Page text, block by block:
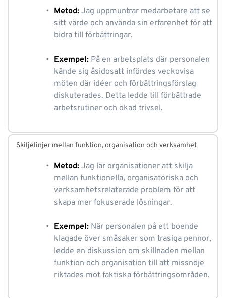
Metod: Jag uppmuntrar medarbetare att se
sitt värde och använda sin erfarenhet för att
bidra till förbättringar.
Exempel: På en arbetsplats där personalen
kände sig åsidosatt infördes veckovisa
möten där idéer och förbättringsförslag
diskuterades. Detta ledde till förbättrade
arbetsrutiner och ökad trivsel.
Skiljelinjer mellan funktion, organisation och verksamhet
Metod: Jag lär organisationer att skilja
mellan funktionella, organisatoriska och
verksamhetsrelaterade problem för att
skapa mer fokuserade lösningar.
Exempel: När personalen på ett boende
klagade över småsaker som trasiga pennor,
ledde en diskussion om skillnaden mellan
funktion och organisation till att missnöje
riktades mot faktiska förbättringsområden.